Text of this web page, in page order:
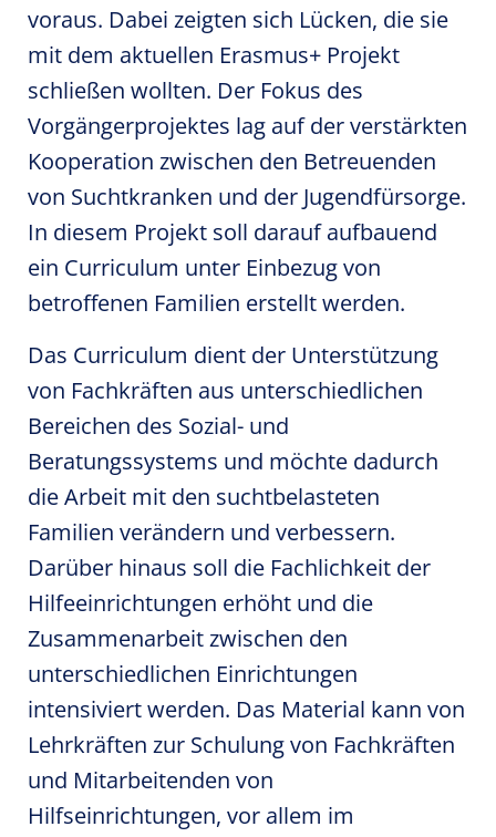
voraus. Dabei zeigten sich Lücken, die sie
mit dem aktuellen Erasmus+ Projekt
schließen wollten. Der Fokus des
Vorgängerprojektes lag auf der verstärkten
Kooperation zwischen den Betreuenden
von Suchtkranken und der Jugendfürsorge.
In diesem Projekt soll darauf aufbauend
ein Curriculum unter Einbezug von
betroffenen Familien erstellt werden.
Das Curriculum dient der Unterstützung
von Fachkräften aus unterschiedlichen
Bereichen des Sozial- und
Beratungssystems und möchte dadurch
die Arbeit mit den suchtbelasteten
Familien verändern und verbessern.
Darüber hinaus soll die Fachlichkeit der
Hilfeeinrichtungen erhöht und die
Zusammenarbeit zwischen den
unterschiedlichen Einrichtungen
intensiviert werden. Das Material kann von
Lehrkräften zur Schulung von Fachkräften
und Mitarbeitenden von
Hilfseinrichtungen, vor allem im